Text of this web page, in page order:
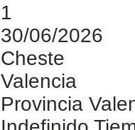
1
30/06/2026
Cheste
Valencia
Provincia